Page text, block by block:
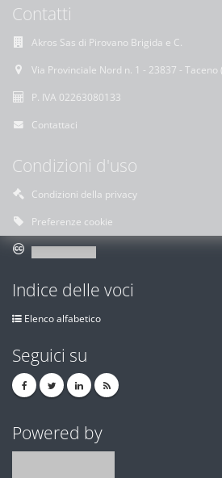
Contatti
Akros Sas di Pirovano Brigida e C.
Via Provinciale Nord n. 1 - 23837 - Taceno
P. IVA 02263080133
Contattaci
Condizioni d'uso
Condizioni della privacy
Preferenze cookie
Indice delle voci
Elenco alfabetico
Seguici su
Powered by